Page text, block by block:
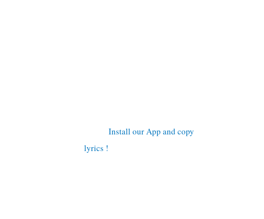
Install our App and copy
lyrics !